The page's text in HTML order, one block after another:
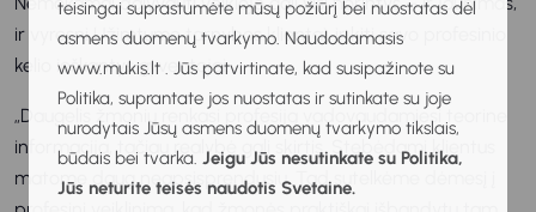
teisingai suprastumėte mūsų požiūrį bei nuostatas dėl
asmens duomenų tvarkymo. Naudodamasis
www.mukis.lt . Jūs patvirtinate, kad susipažinote su
Politika, suprantate jos nuostatas ir sutinkate su joje
nurodytais Jūsų asmens duomenų tvarkymo tikslais,
būdais bei tvarka. Jeigu Jūs nesutinkate su Politika,
Jūs neturite teisės naudotis Svetaine.
ir vyresni Užimtumo tarnybos klientai, ir kiti savo profesinio
kelio ieškantys gyventojai.
„Daugelis žmonių renkasi profesiją vadovaudamiesi teorine
informacija, tačiau realybė gali skirtis. Stebėdami klientus
matome daug neapsisprendusių. Tad sutelkėme dėmesį į